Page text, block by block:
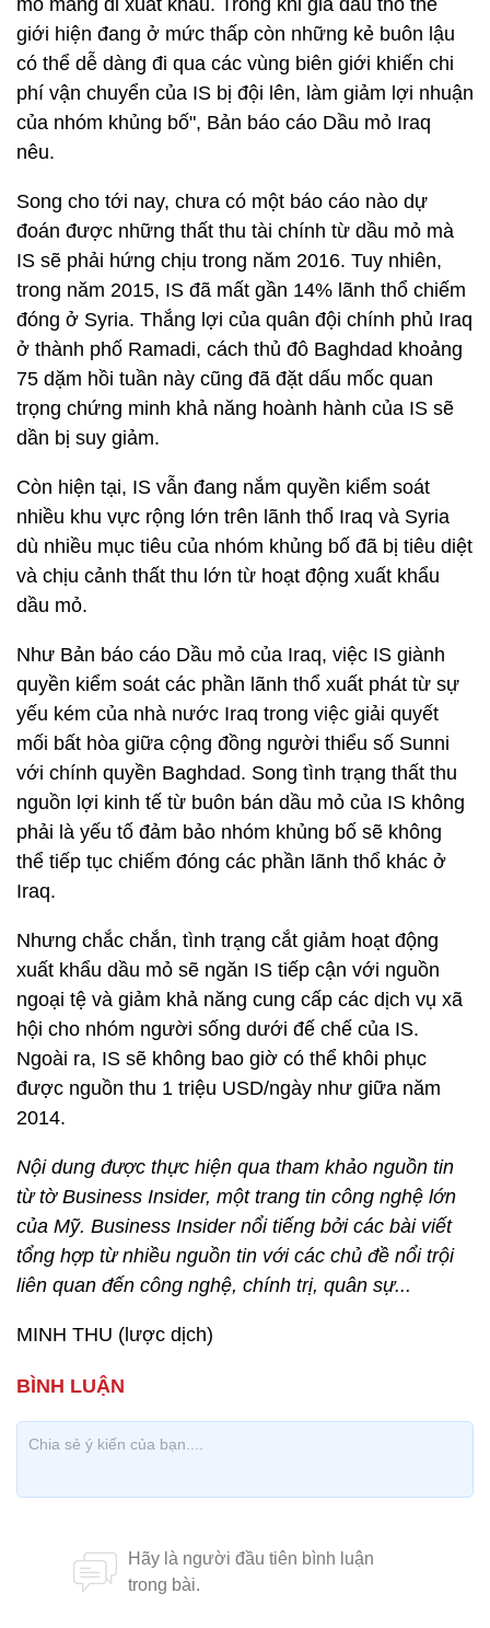
mỏ mang đi xuất khẩu. Trong khi giá dầu thô thế
giới hiện đang ở mức thấp còn những kẻ buôn lậu
có thể dễ dàng đi qua các vùng biên giới khiến chi
phí vận chuyển của IS bị đội lên, làm giảm lợi nhuận
của nhóm khủng bố", Bản báo cáo Dầu mỏ Iraq
nêu.
Song cho tới nay, chưa có một báo cáo nào dự
đoán được những thất thu tài chính từ dầu mỏ mà
IS sẽ phải hứng chịu trong năm 2016. Tuy nhiên,
trong năm 2015, IS đã mất gần 14% lãnh thổ chiếm
đóng ở Syria. Thắng lợi của quân đội chính phủ Iraq
ở thành phố Ramadi, cách thủ đô Baghdad khoảng
75 dặm hồi tuần này cũng đã đặt dấu mốc quan
trọng chứng minh khả năng hoành hành của IS sẽ
dần bị suy giảm.
Còn hiện tại, IS vẫn đang nắm quyền kiểm soát
nhiều khu vực rộng lớn trên lãnh thổ Iraq và Syria
dù nhiều mục tiêu của nhóm khủng bố đã bị tiêu diệt
và chịu cảnh thất thu lớn từ hoạt động xuất khẩu
dầu mỏ.
Như Bản báo cáo Dầu mỏ của Iraq, việc IS giành
quyền kiểm soát các phần lãnh thổ xuất phát từ sự
yếu kém của nhà nước Iraq trong việc giải quyết
mối bất hòa giữa cộng đồng người thiểu số Sunni
với chính quyền Baghdad. Song tình trạng thất thu
nguồn lợi kinh tế từ buôn bán dầu mỏ của IS không
phải là yếu tố đảm bảo nhóm khủng bố sẽ không
thể tiếp tục chiếm đóng các phần lãnh thổ khác ở
Iraq.
Nhưng chắc chắn, tình trạng cắt giảm hoạt động
xuất khẩu dầu mỏ sẽ ngăn IS tiếp cận với nguồn
ngoại tệ và giảm khả năng cung cấp các dịch vụ xã
hội cho nhóm người sống dưới đế chế của IS.
Ngoài ra, IS sẽ không bao giờ có thể khôi phục
được nguồn thu 1 triệu USD/ngày như giữa năm
2014.
Nội dung được thực hiện qua tham khảo nguồn tin
từ tờ Business Insider, một trang tin công nghệ lớn
của Mỹ. Business Insider nổi tiếng bởi các bài viết
tổng hợp từ nhiều nguồn tin với các chủ đề nổi trội
liên quan đến công nghệ, chính trị, quân sự...
MINH THU (lược dịch)